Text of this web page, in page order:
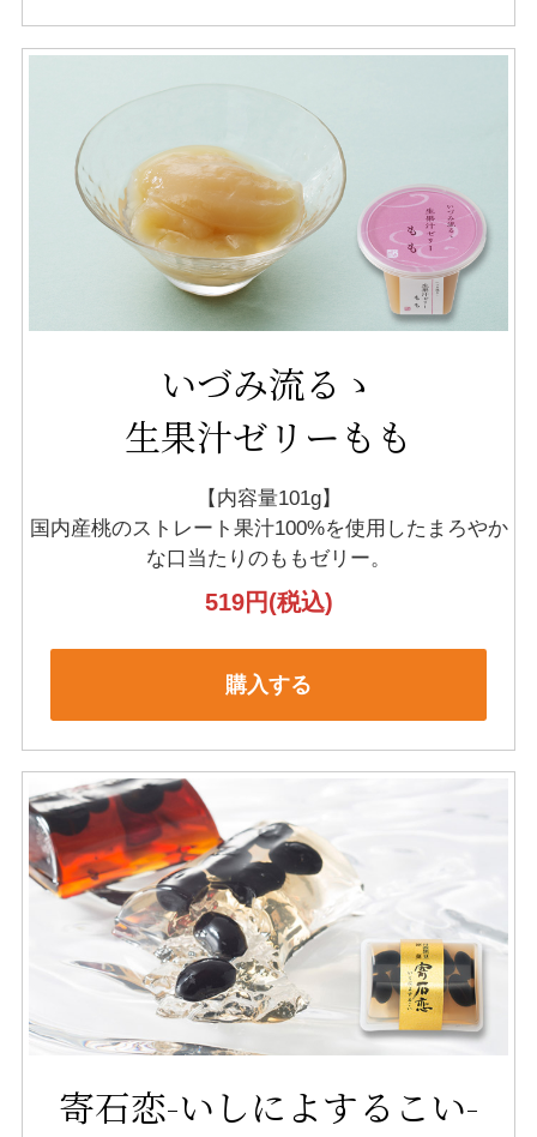
いづみ流るゝ
生果汁ゼリーもも
【内容量101g】
国内産桃のストレート果汁100%を使用した まろやか
な口当たりのももゼリー。
519円(税込)
購入する
寄石恋-いしによするこい-